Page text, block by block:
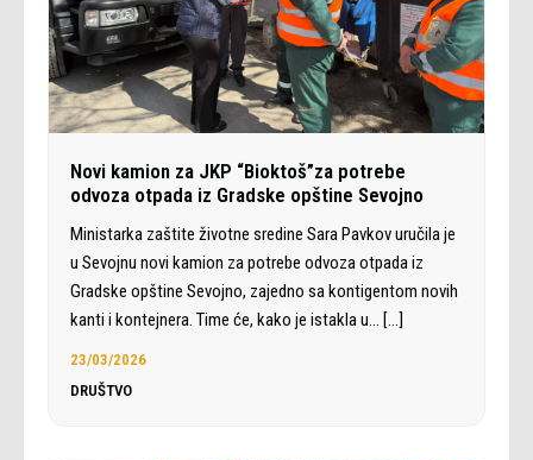
Novi kamion za JKP “Bioktoš”za potrebe
odvoza otpada iz Gradske opštine Sevojno
Ministarka zaštite životne sredine Sara Pavkov uručila je
u Sevojnu novi kamion za potrebe odvoza otpada iz
Gradske opštine Sevojno, zajedno sa kontigentom novih
kanti i kontejnera. Time će, kako je istakla u… […]
23/03/2026
DRUŠTVO